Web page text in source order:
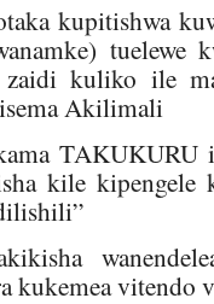
kupitishwa
tuelewe
zaidi kuliko ile
Akilimali
kile kipengele
kukemea